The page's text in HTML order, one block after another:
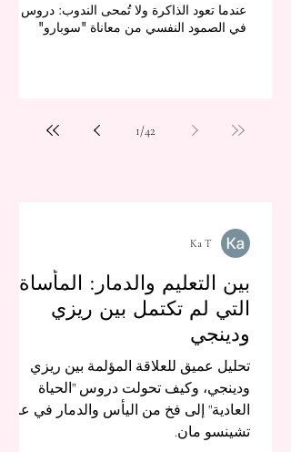
عندما تعود الذاكرة ولا تُمحى الندوب: دروس
في الصمود النفسي من معاناة "سوبارو"
1/42
بين التعليم والدمار: المأساة
التي لم تكتمل بين ريزي
ودينجي
تحليل عميق للعلاقة المؤلمة بين ريزي
ودينجي، وكيف تحولت دروس "الحياة
العادية" إلى فخ من اليأس والدمار في عالم
تشينسو مان.
Ka T